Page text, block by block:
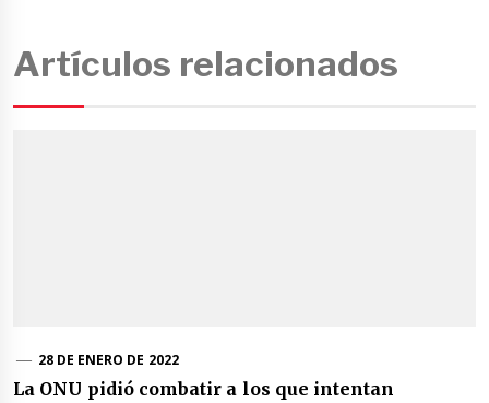
Artículos relacionados
28 DE ENERO DE 2022
La ONU pidió combatir a los que intentan